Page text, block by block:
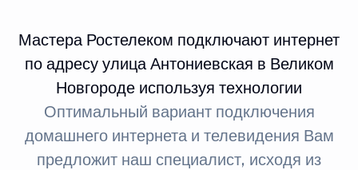
Мастера Ростелеком подключают интернет
по адресу улица Антониевская в Великом
Новгороде используя технологии
Оптимальный вариант подключения
домашнего интернета и телевидения Вам
предложит наш специалист, исходя из